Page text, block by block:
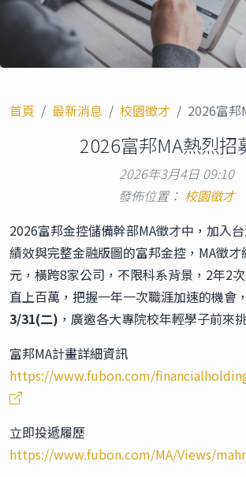
首頁 最新消息 校園徵才 2026富邦
2026富邦MA熱烈招
2026年3月4日 09:10
發佈位置： 校園徵才
2026富邦金控儲備幹部MA徵才中，加入
績效與完整金融版圖的富邦金控，MA徵
元，橫跨8家公司，不限科系背景，2年2
直上百萬，把握一年一次職涯加速的機會，
3/31(二) ，廣邀各大專院校年輕學子前來
富邦MA計畫詳細資訊
https://www.fubon.com/
立即投遞履歷
https://www.fubon.com/MA/Views/